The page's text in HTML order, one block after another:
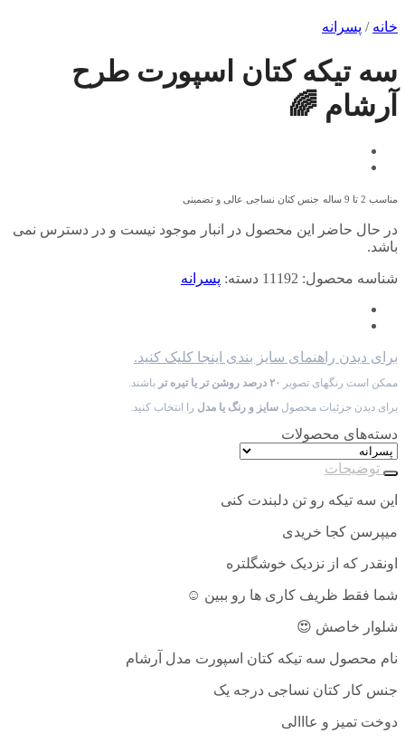
خانه / پسرانه
سه تیکه کتان اسپورت طرح
آرشام 🌈
مناسب 2 تا 9 ساله جنس کتان نساجی عالی و تضمینی
در حال حاضر این محصول در انبار موجود نیست و در دسترس نمی
باشد.
شناسه محصول: 11192 دسته: پسرانه
برای دیدن راهنمای سایز بندی اینجا کلیک کنید.
ممکن است رنگهای تصویر ۲۰ درصد روشن تر یا تیره تر
باشند.
برای دیدن جزئیات محصول سایز و رنگ یا مدل را انتخاب کنید.
دسته‌های محصولات
توضیحات
این سه تیکه رو تن دلبندت کنی
میپرسن کجا خریدی
اونقدر که از نزدیک خوشگلتره
شما فقط ظریف کاری ها رو ببین ☺️
شلوار خاصش 😍
نام محصول سه تیکه کتان اسپورت مدل آرشام
جنس کار کتان نساجی درجه یک
دوخت تمیز و عااالی